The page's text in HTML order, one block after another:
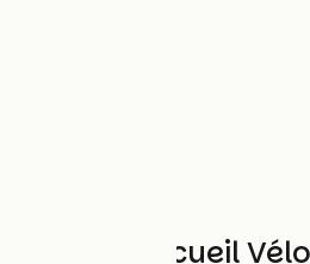
Andere Accueil